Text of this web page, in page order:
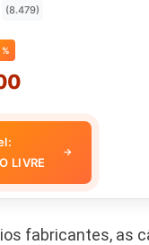
(8.479)
LIVRE
→
fabricantes, as